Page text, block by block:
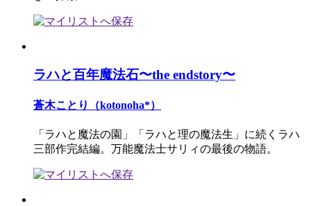
ラハと百年魔法石〜the endstory〜
蒼木ことり（kotonoha*）
「ラハと魔法の園」「ラハと理の魔法生」に続くラハ
三部作完結編。万能魔法士サリィの最後の物語。